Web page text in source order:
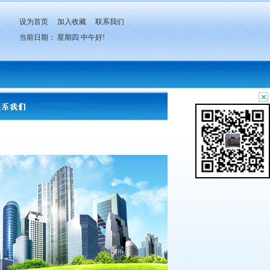
设为首页 加入收藏
联系我们
当前日期： 星期四 中午好!